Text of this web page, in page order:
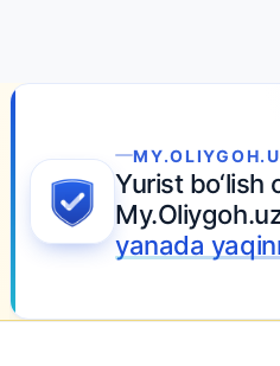
Yurist bo‘lish
yanada